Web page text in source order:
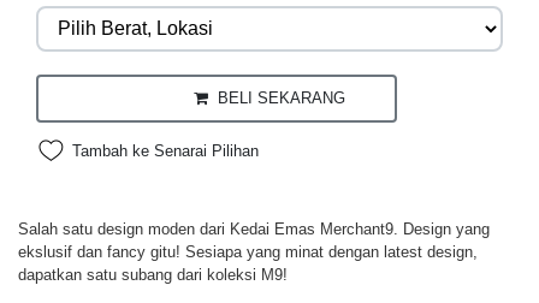
BELI SEKARANG
Tambah ke Senarai Pilihan
Salah satu design moden dari Kedai Emas Merchant9. Design yang
ekslusif dan fancy gitu! Sesiapa yang minat dengan latest design,
dapatkan satu subang dari koleksi M9!